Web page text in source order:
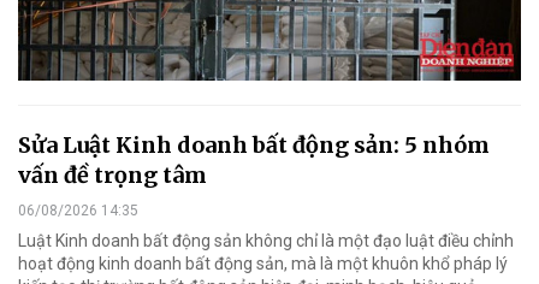
Sửa Luật Kinh doanh bất động sản: 5 nhóm
vấn đề trọng tâm
06/08/2026 14:35
Luật Kinh doanh bất động sản không chỉ là một đạo luật điều chỉnh
hoạt động kinh doanh bất động sản, mà là một khuôn khổ pháp lý